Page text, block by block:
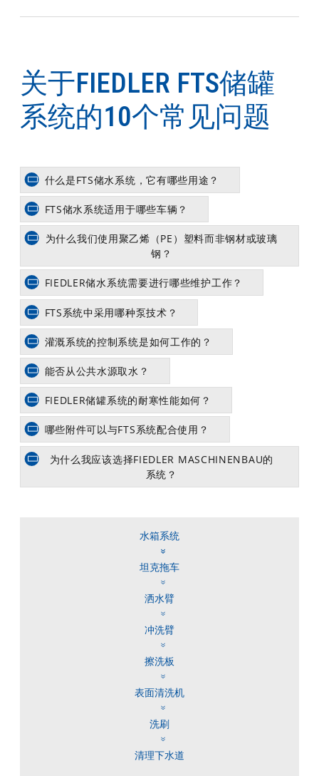
关于FIEDLER FTS储罐
系统的10个常见问题
什么是FTS储水系统，它有哪些用途？
FTS储水系统适用于哪些车辆？
为什么我们使用聚乙烯（PE）塑料而非钢材或玻璃
钢？
FIEDLER储水系统需要进行哪些维护工作？
FTS系统中采用哪种泵技术？
灌溉系统的控制系统是如何工作的？
能否从公共水源取水？
FIEDLER储罐系统的耐寒性能如何？
哪些附件可以与FTS系统配合使用？
为什么我应该选择FIEDLER MASCHINENBAU的
系统？
水箱系统
坦克拖车
洒水臂
冲洗臂
擦洗板
表面清洗机
洗刷
清理下水道